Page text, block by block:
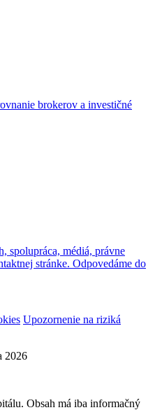
brokerov a investičné
spolupráca, médiá, právne
stránke. Odpovedáme do
Upozornenie na riziká
2026
Obsah má iba informačný